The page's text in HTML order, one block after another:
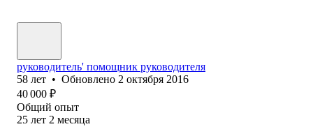
руководитель' помощник руководителя
58 лет • Обновлено 2 октября 2016
40 000 ₽
Общий опыт
25 лет 2 месяца